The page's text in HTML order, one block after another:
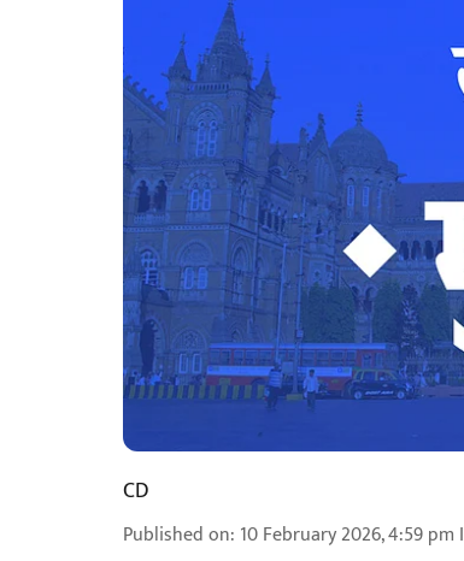
CD
Published on: 10 February 2026, 4:59 pm